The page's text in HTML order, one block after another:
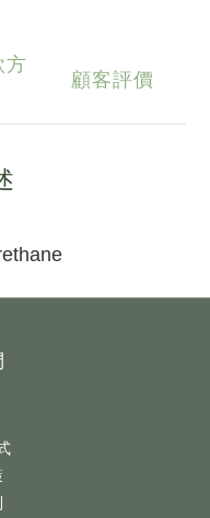
方
顧客評價